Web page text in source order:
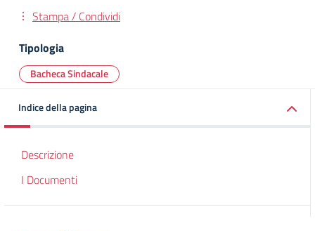
Stampa / Condividi
Tipologia
Bacheca Sindacale
Indice della pagina
Descrizione
I Documenti